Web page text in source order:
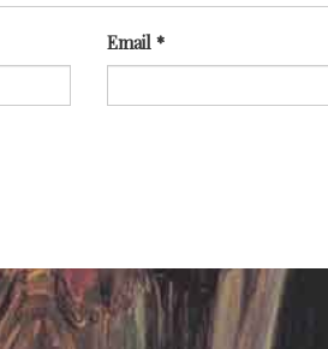
Email *